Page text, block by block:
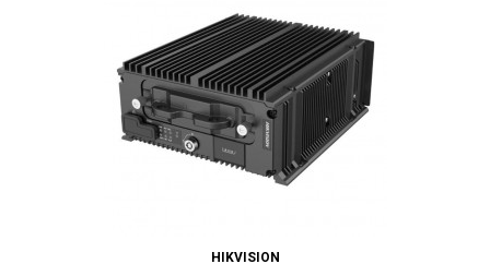
HIKVISION